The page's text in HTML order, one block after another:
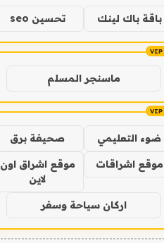
باقة باك لينك تحسين seo
ماسنجر المسلم
ضوء التعليمي صحيفة برق
موقع اشراقات
موقع اشراق اون
لاين
اركان سياحة وسفر